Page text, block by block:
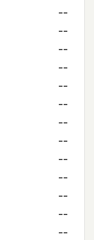
--
--
--
--
--
--
--
--
--
--
--
--
--